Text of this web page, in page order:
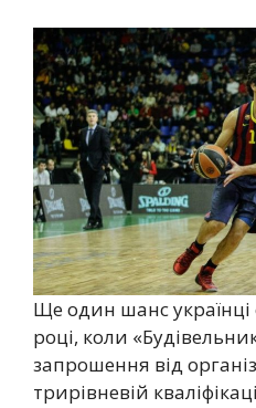
Ще один шанс
році, коли
запрошення від
трирівневій